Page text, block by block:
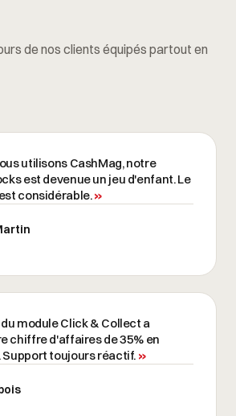
de nos clients équipés partout en
utilisons CashMag, notre
est devenue un jeu d'enfant. Le
considérable.»
module Click & Collect a
chiffre d'affaires de 35% en
Support toujours réactif. »